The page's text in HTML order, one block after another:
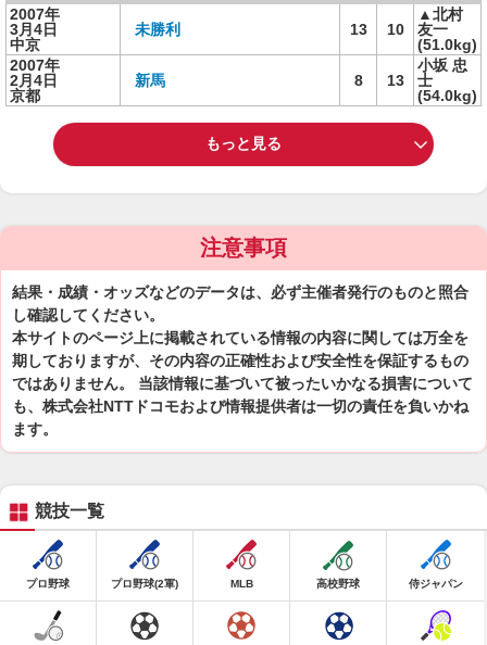
2007年
3月4日
中京
未勝利 13 10
▲北村
友一
(51.0kg)
2007年
2月4日
京都
新馬 8 13
小坂 忠
士
(54.0kg)
もっと見る
注意事項
結果・成績・オッズなどのデータは、必ず主催者発行のものと照合
し確認してください。
本サイトのページ上に掲載されている情報の内容に関しては万全を
期しておりますが、その内容の正確性および安全性を保証するもの
ではありません。 当該情報に基づいて被ったいかなる損害について
も、株式会社NTTドコモおよび情報提供者は一切の責任を負いかね
ます。
競技一覧
プロ野球 プロ野球(2軍) MLB 高校野球 侍ジャパン